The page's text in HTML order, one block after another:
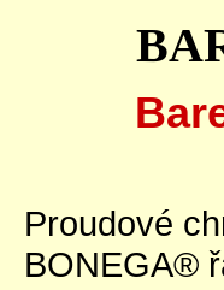
Proudové
BONEGA®